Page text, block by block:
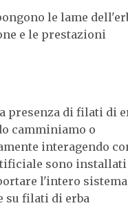
le lame
e le prestazioni
presenza di filati di
camminiamo o
interagendo
sono installati
l'intero
su filati di erba